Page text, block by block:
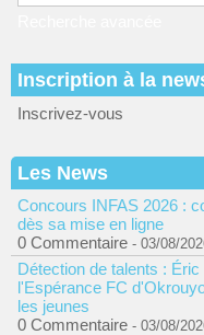
Inscription à la
Inscrivez-vous
Les News
Concours INFAS 2026 :
dès sa mise en ligne
0 Commentaire - 03/08/
Détection de talents :
l'Espérance FC
les jeunes
0 Commentaire - 03/08/